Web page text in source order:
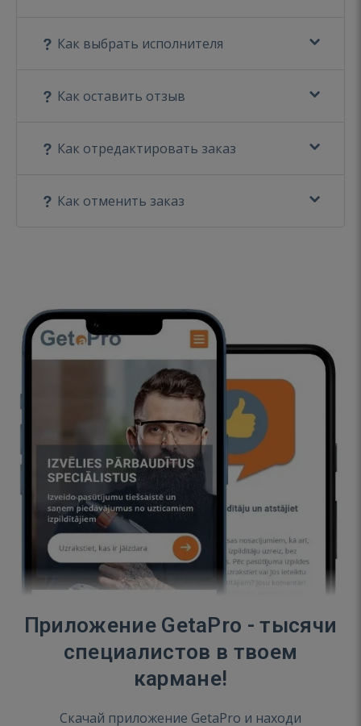
Как выбрать исполнителя
Как оставить отзыв
Как отредактировать заказ
Как отменить заказ
Приложение GetaPro - тысячи
специалистов в твоем
кармане!
Скачай приложение GetaPro и находи